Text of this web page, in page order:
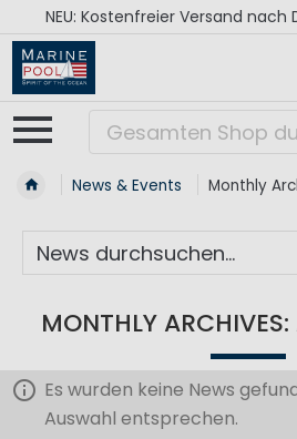
NEU: Kostenfreier Versand nach
News & Events Monthly
MONTHLY
Es wurden keine News
Auswahl entsprechen.